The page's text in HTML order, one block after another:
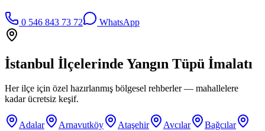
0 546 843 73 72 WhatsApp
İstanbul İlçelerinde Yangın Tüpü İmalatı
Her ilçe için özel hazırlanmış bölgesel rehberler — mahallelere
kadar ücretsiz keşif.
Adalar Arnavutköy Ataşehir Avcılar
Bağcılar